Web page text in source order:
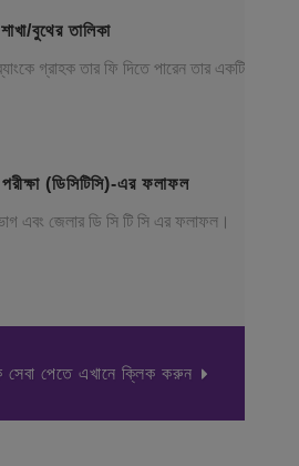
বুথের তালিকা
গ্রাহক তার ফি দিতে পারেন তার একটি
পরীক্ষা (ডিসিটিসি)-এর ফলাফল
এবং জেলার ডি সি টি সি এর ফলাফল।
সেবা পেতে এখানে ক্লিক করুন